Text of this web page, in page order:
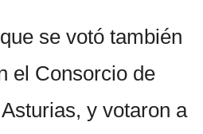
se votó también
el Consorcio de
y votaron a